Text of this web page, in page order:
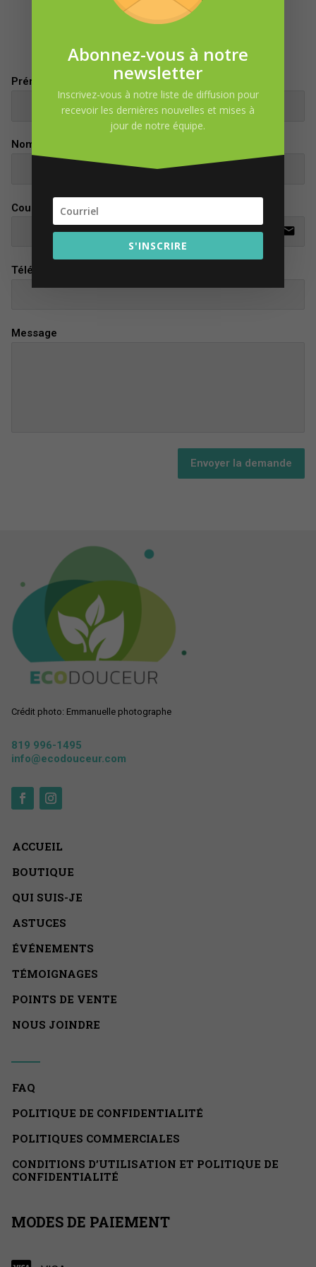
DEMANDE D’INFORMATION
Prénom
Nom
Courriel
email
Téléphone
Message
Envoyer la demande
Crédit photo: Emmanuelle photographe
819 996-1495
info@ecodouceur.com
ACCUEIL
BOUTIQUE
QUI SUIS-JE
ASTUCES
ÉVÉNEMENTS
TÉMOIGNAGES
POINTS DE VENTE
NOUS JOINDRE
FAQ
POLITIQUE DE CONFIDENTIALITÉ
POLITIQUES COMMERCIALES
CONDITIONS D’UTILISATION ET POLITIQUE DE
CONFIDENTIALITÉ
MODES DE PAIEMENT
Abonnez-vous à notre
newsletter
Inscrivez-vous à notre liste de diffusion pour
recevoir les dernières nouvelles et mises à
jour de notre équipe.
S'INSCRIRE